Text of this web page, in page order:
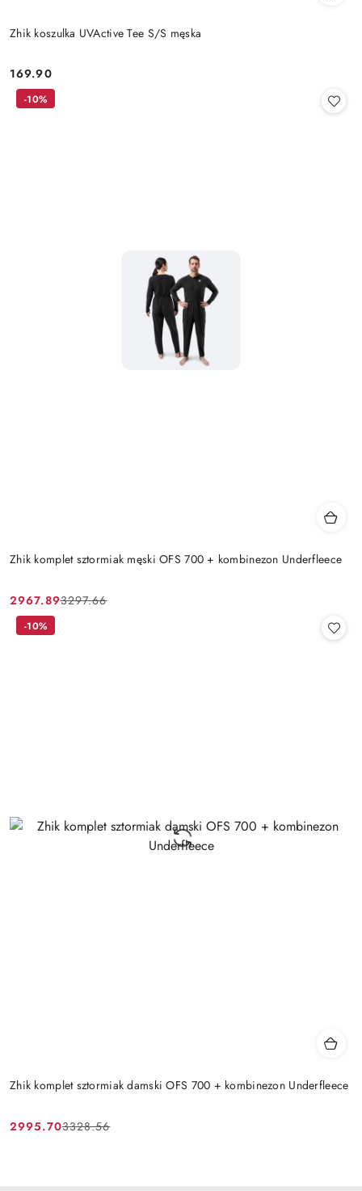
Zhik koszulka UVActive Tee S/S męska
Cena:
169.90
Zhik komplet sztormiak męski OFS 700 + kombinezon Underfleece
Cena
promocyjna:
2967.89
Cena
przed
3297.66
-10%
Zhik komplet sztormiak damski OFS 700 + kombinezon Underfleece
Cena
2995.70
Cena
3328.56
-10%